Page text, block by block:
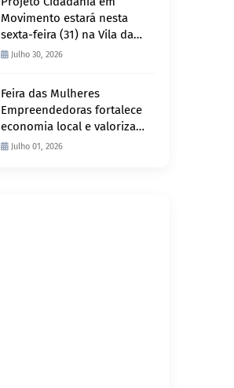
Movimento estará nesta
sexta-feira (31) na Vila da
Penha e sábado (1º) em
Julho 30, 2026
Feira das Mulheres
Empreendedoras fortalece
economia local e valoriza
produção feminina no
Julho 01, 2026